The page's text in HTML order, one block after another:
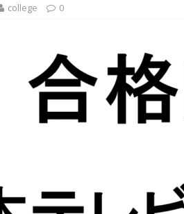
[ 2026年5月15日 ]
体育会積極採用企業
[ 2026年5月15日 ] 【 28卒 ｜ インターンシ
グループ企業 ｜ 日本トップレベルの企業へ
50％以上の製品保有!! ｜ 一眼レフ大手メーカ
college 0